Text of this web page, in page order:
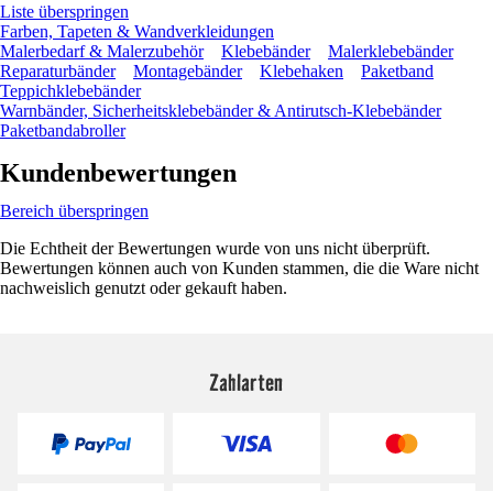
Liste überspringen
Farben, Tapeten & Wandverkleidungen
Malerbedarf & Malerzubehör
Klebebänder
Malerklebebänder
Reparaturbänder
Montagebänder Klebehaken
Paketband
Teppichklebebänder
Warnbänder, Sicherheitsklebebänder & Antirutsch-Klebebänder
Paketbandabroller
Kundenbewertungen
Bereich überspringen
Die Echtheit der Bewertungen wurde von uns nicht überprüft.
Bewertungen können auch von Kunden stammen, die die Ware nicht
nachweislich genutzt oder gekauft haben.
Zahlarten